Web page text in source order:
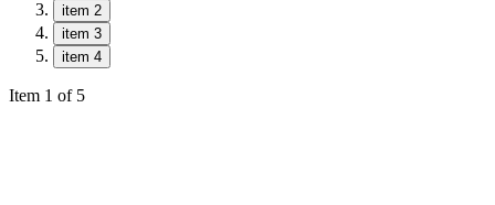
item 2
item 3
item 4
Item 1 of 5